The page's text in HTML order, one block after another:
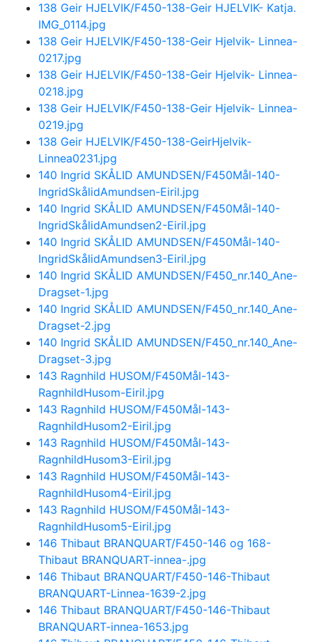
138 Geir HJELVIK/F450-138-Geir HJELVIK- Katja.
IMG_0114.jpg
138 Geir HJELVIK/F450-138-Geir Hjelvik- Linnea-
0217.jpg
138 Geir HJELVIK/F450-138-Geir Hjelvik- Linnea-
0218.jpg
138 Geir HJELVIK/F450-138-Geir Hjelvik- Linnea-
0219.jpg
138 Geir HJELVIK/F450-138-GeirHjelvik-
Linnea0231.jpg
140 Ingrid SKÅLID AMUNDSEN/F450Mål-140-
IngridSkålidAmundsen-Eiril.jpg
140 Ingrid SKÅLID AMUNDSEN/F450Mål-140-
IngridSkålidAmundsen2-Eiril.jpg
140 Ingrid SKÅLID AMUNDSEN/F450Mål-140-
IngridSkålidAmundsen3-Eiril.jpg
140 Ingrid SKÅLID AMUNDSEN/F450_nr.140_Ane-
Dragset-1.jpg
140 Ingrid SKÅLID AMUNDSEN/F450_nr.140_Ane-
Dragset-2.jpg
140 Ingrid SKÅLID AMUNDSEN/F450_nr.140_Ane-
Dragset-3.jpg
143 Ragnhild HUSOM/F450Mål-143-
RagnhildHusom-Eiril.jpg
143 Ragnhild HUSOM/F450Mål-143-
RagnhildHusom2-Eiril.jpg
143 Ragnhild HUSOM/F450Mål-143-
RagnhildHusom3-Eiril.jpg
143 Ragnhild HUSOM/F450Mål-143-
RagnhildHusom4-Eiril.jpg
143 Ragnhild HUSOM/F450Mål-143-
RagnhildHusom5-Eiril.jpg
146 Thibaut BRANQUART/F450-146 og 168-
Thibaut BRANQUART-innea-.jpg
146 Thibaut BRANQUART/F450-146-Thibaut
BRANQUART-Linnea-1639-2.jpg
146 Thibaut BRANQUART/F450-146-Thibaut
BRANQUART-innea-1653.jpg